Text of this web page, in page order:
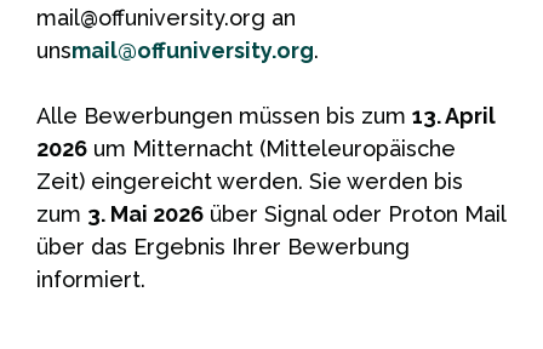
mail@offuniversity.org an
unsmail@offuniversity.org.
Alle Bewerbungen müssen bis zum 13. April
2026 um Mitternacht (Mitteleuropäische
Zeit) eingereicht werden. Sie werden bis
zum 3. Mai 2026 über Signal oder Proton Mail
über das Ergebnis Ihrer Bewerbung
informiert.